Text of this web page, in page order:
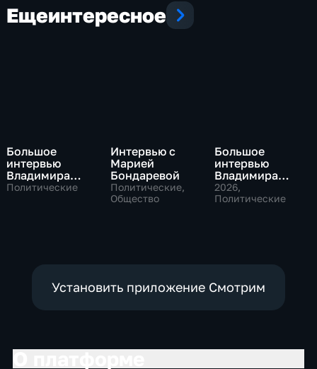
Ещеинтересное
Большое
интервью
Владимира
Путина Сергею
Политические
Интервью с
Марией
Бондаревой
Политические,
Общество
Большое
интервью
Владимира
Соловьева
Роджеру
2026,
Политические
Установить приложение Смотрим